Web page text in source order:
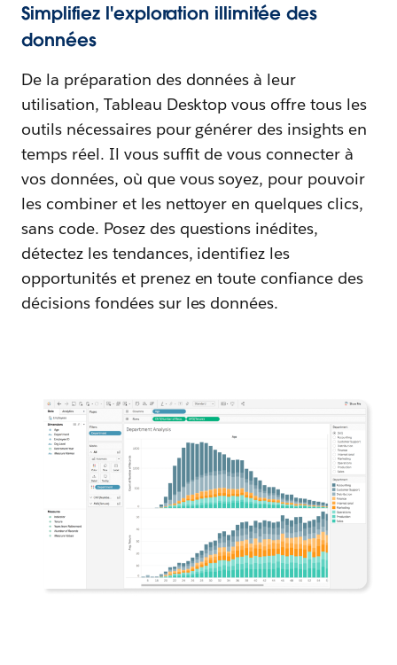
Simplifiez l'exploration illimitée des
données
De la préparation des données à leur
utilisation, Tableau Desktop vous offre tous les
outils nécessaires pour générer des insights en
temps réel. Il vous suffit de vous connecter à
vos données, où que vous soyez, pour pouvoir
les combiner et les nettoyer en quelques clics,
sans code. Posez des questions inédites,
détectez les tendances, identifiez les
opportunités et prenez en toute confiance des
décisions fondées sur les données.